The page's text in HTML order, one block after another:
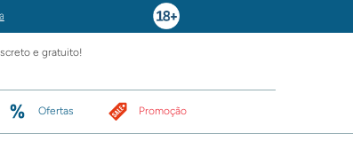
e gratuito!
Ofertas Promoção